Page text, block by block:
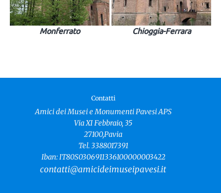
Monferrato Chioggia-Ferrara
Contatti
Amici dei Musei e Monumenti Pavesi APS
Via XI Febbraio, 35
27100,Pavia
Tel. 3388017391
Iban: IT80S0306911336100000003422
contatti@amicideimuseipavesi.it